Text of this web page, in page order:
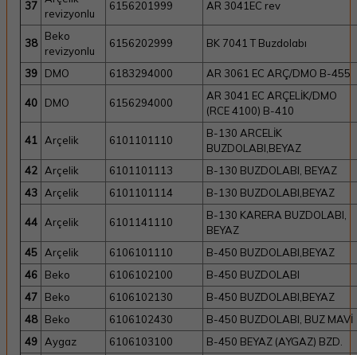
37
revizyonlu
6156201999 AR 3041EC rev
38
Beko
revizyonlu
6156202999 BK 7041 T Buzdolabı
39 DMO 6183294000 AR 3061 EC ARÇ/DMO B-455
40 DMO 6156294000
AR 3041 EC ARÇELİK/DMO
(RCE 4100) B-410
41 Arçelik 6101101110
B-130 ARCELİK
BUZDOLABI,BEYAZ
42 Arçelik 6101101113
B-130 BUZDOLABI, BEYAZ
43 Arçelik 6101101114 B-130 BUZDOLABI,BEYAZ
44 Arçelik 6101141110
B-130 KARERA BUZDOLABI,
BEYAZ
45 Arçelik 6106101110
B-450 BUZDOLABI,BEYAZ
46
Beko 6106102100
B-450 BUZDOLABI
47
Beko 6106102130
B-450 BUZDOLABI,BEYAZ
48
Beko 6106102430
B-450 BUZDOLABI, BUZ MAVİ
49 Aygaz 6106103100 B-450 BEYAZ (AYGAZ) BZD.